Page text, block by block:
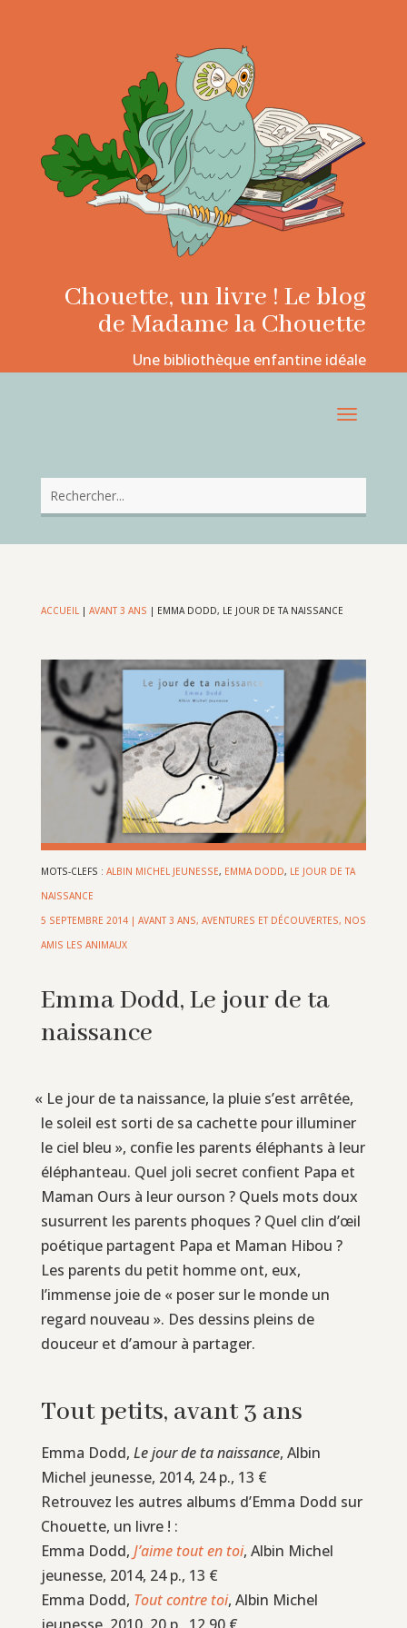
Chouette, un livre ! Le blog
de Madame la Chouette
Une bibliothèque enfantine idéale
ACCUEIL| AVANT 3 ANS | EMMA DODD, LE JOUR DE TA NAISSANCE
MOTS-CLEFS : ALBIN MICHEL JEUNESSE, EMMA DODD, LE JOUR DE TA
NAISSANCE
5 SEPTEMBRE 2014| AVANT 3 ANS, AVENTURES ET DÉCOUVERTES, NOS
AMIS LES ANIMAUX
Emma Dodd, Le jour de ta
naissance
« Le jour de ta naissance, la pluie s’est arrêtée,
le soleil est sorti de sa cachette pour illuminer
le ciel bleu », confie les parents éléphants à leur
éléphanteau. Quel joli secret confient Papa et
Maman Ours à leur ourson ? Quels mots doux
susurrent les parents phoques ? Quel clin d’œil
poétique partagent Papa et Maman Hibou ?
Les parents du petit homme ont, eux,
l’immense joie de « poser sur le monde un
regard nouveau ». Des dessins pleins de
douceur et d’amour à partager.
Tout petits, avant 3 ans
Emma Dodd, Le jour de ta naissance, Albin
Michel jeunesse, 2014, 24 p., 13 €
Retrouvez les autres albums d’Emma Dodd sur
Chouette, un livre ! :
Emma Dodd, J’aime tout en toi, Albin Michel
jeunesse, 2014, 24 p., 13 €
Emma Dodd, Tout contre toi, Albin Michel